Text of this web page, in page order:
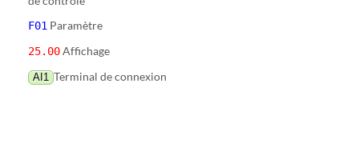
F01 Paramètre
25.00Affichage
AI1 Terminal de connexion